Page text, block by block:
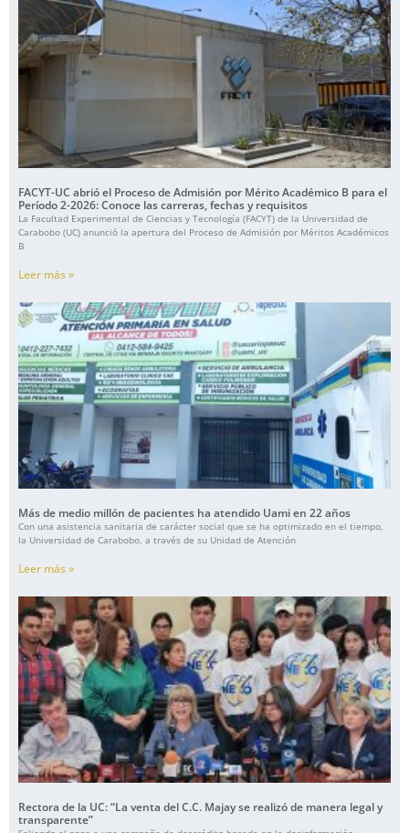
FACYT-UC abrió el Proceso de Admisión por Mérito Académico B para el
Período 2-2026: Conoce las carreras, fechas y requisitos
La Facultad Experimental de Ciencias y Tecnología (FACYT) de la Universidad de
Carabobo (UC) anunció la apertura del Proceso de Admisión por Méritos Académicos
B
Leer más »
Más de medio millón de pacientes ha atendido Uami en 22 años
Con una asistencia sanitaria de carácter social que se ha optimizado en el tiempo,
la Universidad de Carabobo, a través de su Unidad de Atención
Leer más »
Rectora de la UC: “La venta del C.C. Majay se realizó de manera legal y
transparente”